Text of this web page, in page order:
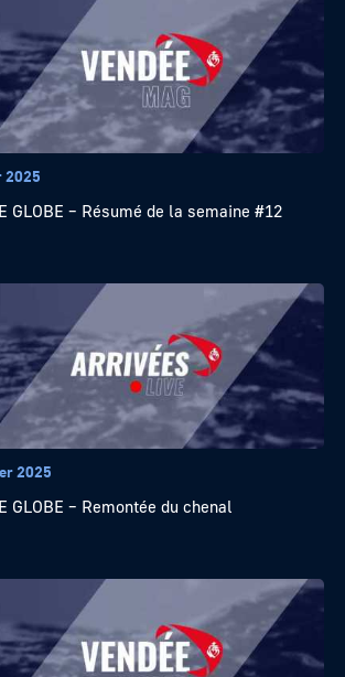
2025
GLOBE – Résumé de la semaine #12
2025
GLOBE – Remontée du chenal